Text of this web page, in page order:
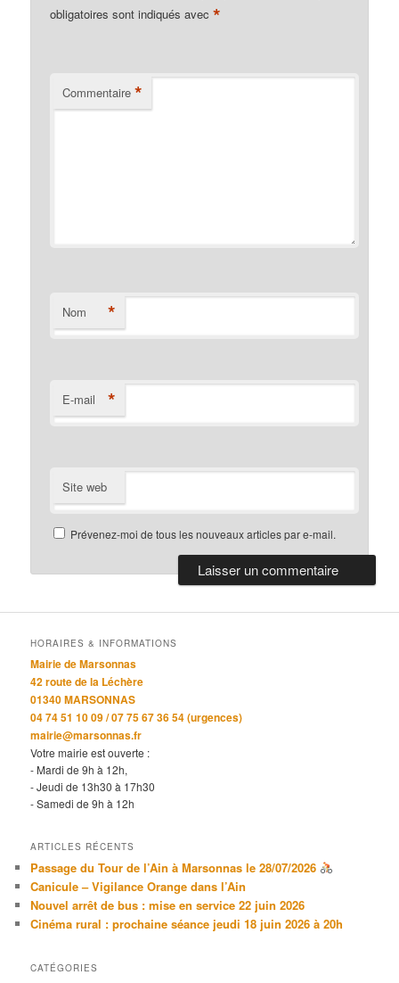
obligatoires sont indiqués avec*
Commentaire *
Nom *
E-mail *
Site web
Prévenez-moi de tous les nouveaux articles par e-mail.
HORAIRES & INFORMATIONS
Mairie de Marsonnas
42 route de la Léchère
01340 MARSONNAS
04 74 51 10 09 / 07 75 67 36 54 (urgences)
mairie@marsonnas.fr
Votre mairie est ouverte :
- Mardi de 9h à 12h,
- Jeudi de 13h30 à 17h30
- Samedi de 9h à 12h
ARTICLES RÉCENTS
Passage du Tour de l’Ain à Marsonnas le 28/07/2026
Canicule – Vigilance Orange dans l’Ain
Nouvel arrêt de bus : mise en service 22 juin 2026
Cinéma rural : prochaine séance jeudi 18 juin 2026 à 20h
CATÉGORIES